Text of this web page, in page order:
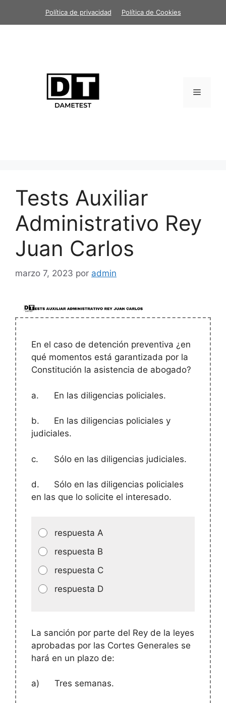
Política de privacidad Política de Cookies
Menú
Tests Auxiliar
Administrativo Rey
Juan Carlos
marzo 7, 2023 por admin
En el caso de detención preventiva ¿en
qué momentos está garantizada por la
Constitución la asistencia de abogado?
a. En las diligencias policiales.
b.
En las diligencias policiales y
judiciales.
c. Sólo en las diligencias judiciales.
d.
Sólo en las diligencias policiales
en las que lo solicite el interesado.
respuesta A
respuesta B
respuesta C
respuesta D
La sanción por parte del Rey de la leyes
aprobadas por las Cortes Generales se
hará en un plazo de:
a) Tres semanas.